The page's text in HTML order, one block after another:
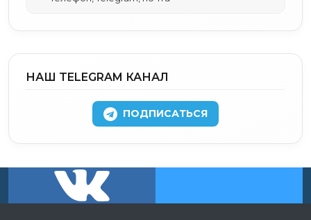
НАШ TELEGRAM КАНАЛ
ПОДПИСАТЬСЯ